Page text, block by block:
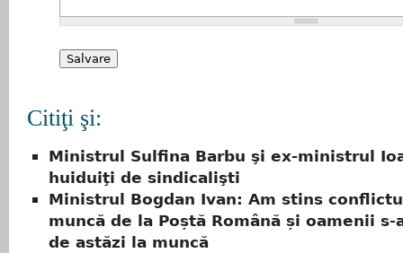
Citiţi şi:
Ministrul Sulfina Barbu şi ex-ministrul
huiduiţi de sindicalişti
Ministrul Bogdan Ivan: Am stins
muncă de la Poștă Română și oamenii
de astăzi la muncă